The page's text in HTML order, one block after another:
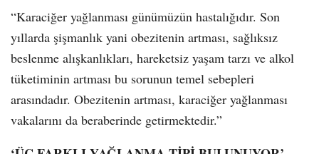
“Karaciğer yağlanması günümüzün hastalığıdır. Son
yıllarda şişmanlık yani obezitenin artması, sağlıksız
beslenme alışkanlıkları, hareketsiz yaşam tarzı ve alkol
tüketiminin artması bu sorunun temel sebepleri
arasındadır. Obezitenin artması, karaciğer yağlanması
vakalarını da beraberinde getirmektedir.”